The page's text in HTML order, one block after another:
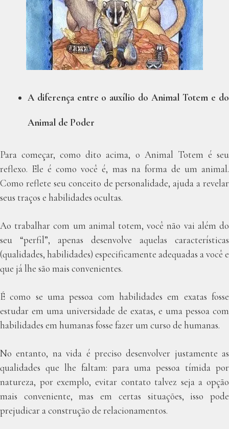
A diferença entre o auxílio do Animal Totem e do
Animal de Poder
Para começar, como dito acima, o Animal Totem é seu
reflexo. Ele é como você é, mas na forma de um animal.
Como reflete seu conceito de personalidade, ajuda a revelar
seus traços e habilidades ocultas.
Ao trabalhar com um animal totem, você não vai além do
seu “perfil”, apenas desenvolve aquelas características
(qualidades, habilidades) especificamente adequadas a você e
que já lhe são mais convenientes.
É como se uma pessoa com habilidades em exatas fosse
estudar em uma universidade de exatas, e uma pessoa com
habilidades em humanas fosse fazer um curso de humanas.
No entanto, na vida é preciso desenvolver justamente as
qualidades que lhe faltam: para uma pessoa tímida por
natureza, por exemplo, evitar contato talvez seja a opção
mais conveniente, mas em certas situações, isso pode
prejudicar a construção de relacionamentos.